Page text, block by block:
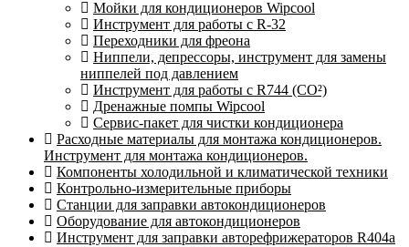
Мойки для кондиционеров Wipcool
Инструмент для работы с R-32
Переходники для фреона
Ниппели, депрессоры, инструмент для замены
ниппелей под давлением
Инструмент для работы с R744 (CO²)
Дренажные помпы Wipcool
Сервис-пакет для чистки кондиционера
Расходные материалы для монтажа кондиционеров.
Инструмент для монтажа кондиционеров.
Компоненты холодильной и климатической техники
Контрольно-измерительные приборы
Станции для заправки автокондиционеров
Оборудование для автокондиционеров
Инструмент для заправки авторефрижераторов R404a